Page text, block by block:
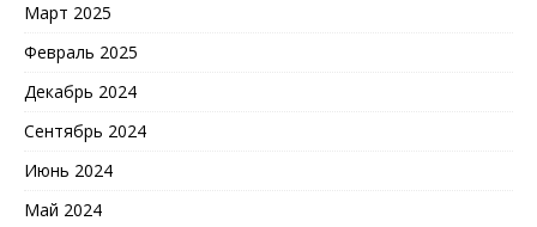
Март 2025
Февраль 2025
Декабрь 2024
Сентябрь 2024
Июнь 2024
Май 2024